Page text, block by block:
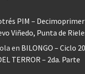
PIM –
Viñedo, Punta de
en BILONGO – Ciclo
TERROR – 2da. Parte